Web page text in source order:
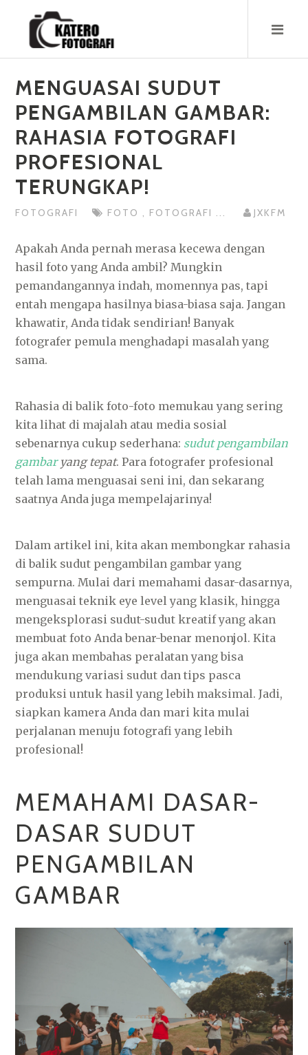
content
MENGUASAI SUDUT
PENGAMBILAN GAMBAR:
RAHASIA FOTOGRAFI
PROFESIONAL
TERUNGKAP!
FOTOGRAFI FOTO , FOTOGRAFI ... JXKFM
Apakah Anda pernah merasa kecewa dengan
hasil foto yang Anda ambil? Mungkin
pemandangannya indah, momennya pas, tapi
entah mengapa hasilnya biasa-biasa saja. Jangan
khawatir, Anda tidak sendirian! Banyak
fotografer pemula menghadapi masalah yang
sama.
Rahasia di balik foto-foto memukau yang sering
kita lihat di majalah atau media sosial
sebenarnya cukup sederhana: sudut pengambilan
gambaryang tepat. Para fotografer profesional
telah lama menguasai seni ini, dan sekarang
saatnya Anda juga mempelajarinya!
Dalam artikel ini, kita akan membongkar rahasia
di balik sudut pengambilan gambar yang
sempurna. Mulai dari memahami dasar-dasarnya,
menguasai teknik eye level yang klasik, hingga
mengeksplorasi sudut-sudut kreatif yang akan
membuat foto Anda benar-benar menonjol. Kita
juga akan membahas peralatan yang bisa
mendukung variasi sudut dan tips pasca
produksi untuk hasil yang lebih maksimal. Jadi,
siapkan kamera Anda dan mari kita mulai
perjalanan menuju fotografi yang lebih
profesional!
MEMAHAMI DASAR-
DASAR SUDUT
PENGAMBILAN
GAMBAR